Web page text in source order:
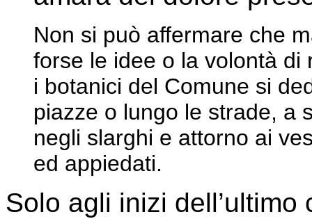
Non si può affermare che
forse le idee o la volontà
i botanici del Comune si
piazze o lungo le strade, a
negli slarghi e attorno ai
ed appiedati.
Solo agli inizi